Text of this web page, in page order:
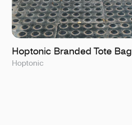
Hoptonic Branded Tote Bag
Hoptonic